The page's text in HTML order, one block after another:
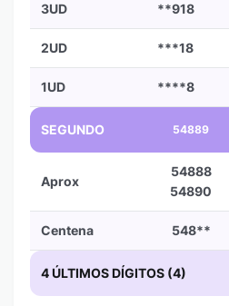
3UD **918
2UD ***18
1UD ****8
SEGUNDO 54889
Aprox
54888
54890
Centena 548**
4 ÚLTIMOS DÍGITOS (4)